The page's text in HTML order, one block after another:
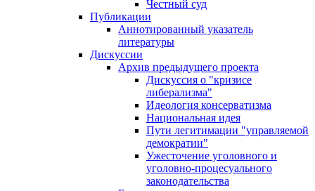
Честный суд
Публикации
Аннотированный указатель
литературы
Дискуссии
Архив предыдущего проекта
Дискуссия о "кризисе
либерализма"
Идеология консерватизма
Национальная идея
Пути легитимации "управляемой
демократии"
Ужесточение уголовного и
уголовно-процесуального
законодательства